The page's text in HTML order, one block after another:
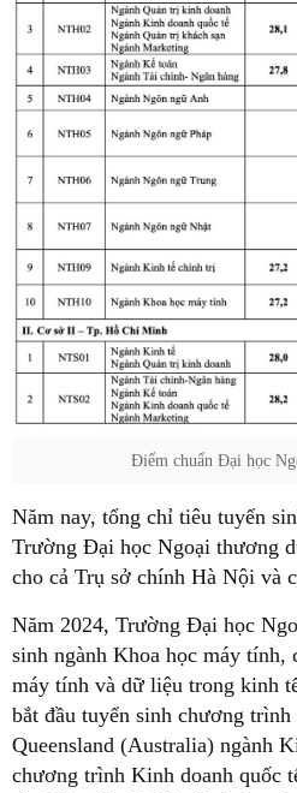
Điểm chuẩn Đại học
Năm nay, tổng chỉ tiêu tuyển
Trường Đại học Ngoại thương
cho cả Trụ sở chính Hà Nội và
Năm 2024, Trường Đại học
sinh ngành Khoa học máy
máy tính và dữ liệu trong kinh
bắt đầu tuyển sinh chương
Queensland (Australia) ngành
chương trình Kinh doanh quốc